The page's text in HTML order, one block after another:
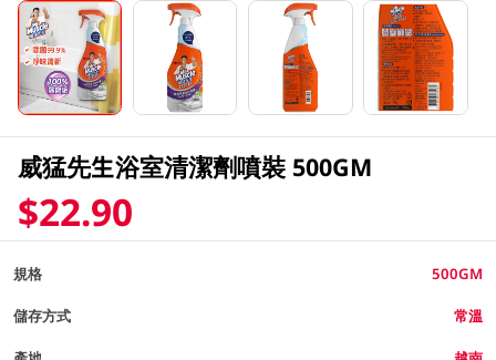
威猛先生浴室清潔劑噴裝 500GM
$22.90
規格 500GM
儲存方式 常溫